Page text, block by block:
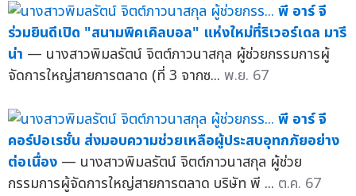
พี อาร์ จี
ร่วมยินดีเปิด "สนามพิคเคิลบอล" แห่งใหม่ที่ริเวอร์เดล มารี
น่า — นางสาวพิมลรัตน์ จิตต์ภาวนาสกุล ผู้ช่วยกรรมการผู้
จัดการใหญ่สายการตลาด (ที่ 3 จากซ... พ.ย. 67
พี อาร์ จี
คอร์ปอเรชั่น ส่งมอบความช่วยเหลือผู้ประสบอุทกภัยอย่าง
ต่อเนื่อง — นางสาวพิมลรัตน์ จิตต์ภาวนาสกุล ผู้ช่วย
กรรมการผู้จัดการใหญ่สายการตลาด บริษัท พี ... ต.ค. 67